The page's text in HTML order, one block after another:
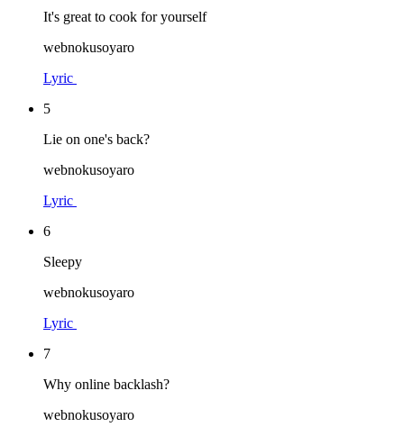
It's great to cook for yourself
webnokusoyaro
Lyric
5
Lie on one's back?
webnokusoyaro
Lyric
6
Sleepy
webnokusoyaro
Lyric
7
Why online backlash?
webnokusoyaro